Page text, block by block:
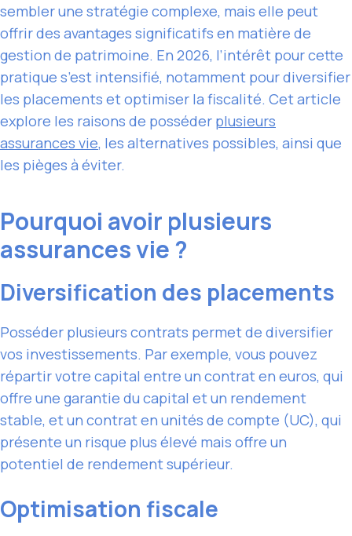
sembler une stratégie complexe, mais elle peut
offrir des avantages significatifs en matière de
gestion de patrimoine. En 2026, l’intérêt pour cette
pratique s’est intensifié, notamment pour diversifier
les placements et optimiser la fiscalité. Cet article
explore les raisons de posséder plusieurs
assurances vie, les alternatives possibles, ainsi que
les pièges à éviter.
Pourquoi avoir plusieurs
assurances vie ?
Diversification des placements
Posséder plusieurs contrats permet de diversifier
vos investissements. Par exemple, vous pouvez
répartir votre capital entre un contrat en euros, qui
offre une garantie du capital et un rendement
stable, et un contrat en unités de compte (UC), qui
présente un risque plus élevé mais offre un
potentiel de rendement supérieur.
Optimisation fiscale